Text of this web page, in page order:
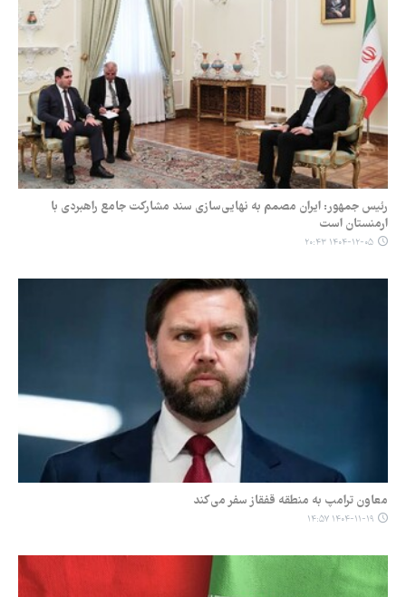
رئیس جمهور: ایران مصمم به نهایی‌سازی سند مشارکت جامع راهبردی با
ارمنستان است
۱۴۰۴-۱۲-۰۵ ۲۰:۴۳
معاون ترامپ به منطقه قفقاز سفر می‌کند
۱۴۰۴-۱۱-۱۹ ۱۴:۵۷